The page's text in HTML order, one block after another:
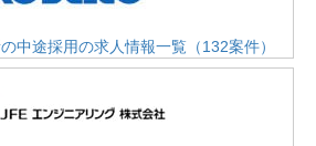
中途採用の求人情報一覧（132案件）